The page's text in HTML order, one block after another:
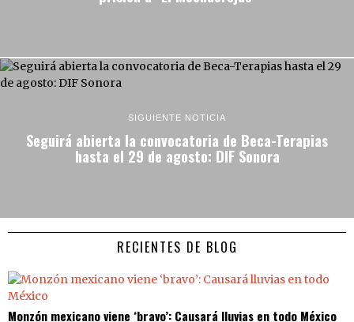
SIGUIENTE NOTICIA
Seguirá abierta la convocatoria de Beca-Terapias
hasta el 29 de agosto: DIF Sonora
RECIENTES DE BLOG
Monzón mexicano viene ‘bravo’: Causará lluvias en todo México